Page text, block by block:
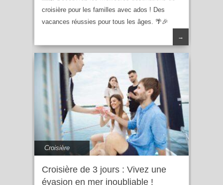
croisière pour les familles avec ados ! Des
vacances réussies pour tous les âges. 🌴🎉
→
Croisière
Croisière de 3 jours : Vivez une
évasion en mer inoubliable !